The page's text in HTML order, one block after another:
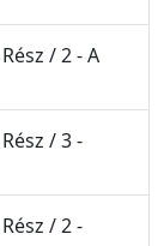
/ 2 - A
/ 3 -
/ 2 -